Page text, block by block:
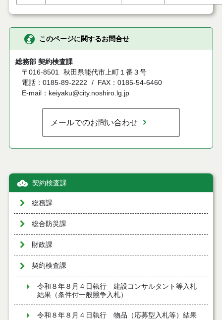
このページに関するお問合せ
総務部 契約検査課
〒016-8501 秋田県能代市上町１番３号
電話：0185-89-2222
FAX：0185-54-6460
E-mail：keiyaku@city.noshiro.lg.jp
メールでのお問い合わせ
契約検査課
総務課
総合防災課
財政課
契約検査課
令和８年８月４日執行 建設コンサルタント等入札
結果（条件付一般競争入札）
令和８年８月４日執行 物品（応募型入札等）結果